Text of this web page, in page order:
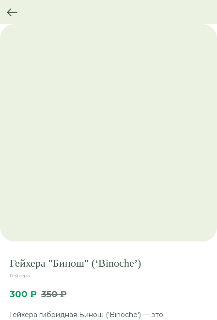
Гейхера "Бинош" (‘Binoche’)
Гейхера
300 ₽ 350 ₽
Гейхера гибридная Бинош (‘Binoche') — это